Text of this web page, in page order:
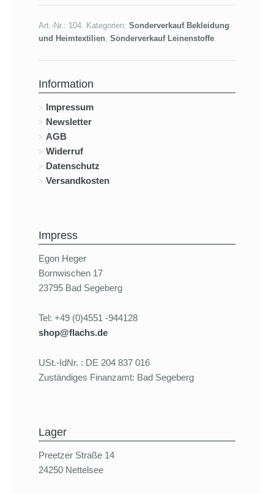
Art.-Nr.: 104 Kategorien:Sonderverkauf Bekleidung
und Heimtextilien ,Sonderverkauf Leinenstoffe
Information
Impressum
Newsletter
AGB
Widerruf
Datenschutz
Versandkosten
Impress
Egon Heger
Bornwischen 17
23795 Bad Segeberg
Tel: +49 (0)4551 -944128
shop@flachs.de
USt.-IdNr. : DE 204 837 016
Zuständiges Finanzamt: Bad Segeberg
Lager
Preetzer Straße 14
24250 Nettelsee